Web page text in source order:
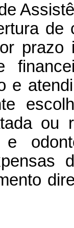
de
prazo
e
ou
e